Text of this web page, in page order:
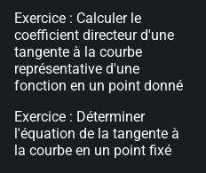
Exercice : Calculer le
coefficient directeur d'une
tangente à la courbe
représentative d'une
fonction en un point donné
Exercice : Déterminer
l'équation de la tangente à
la courbe en un point fixé